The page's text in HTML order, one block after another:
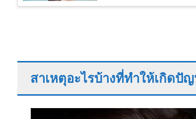
สาเหตุอะไรบ้างที่ทำให้เกิด